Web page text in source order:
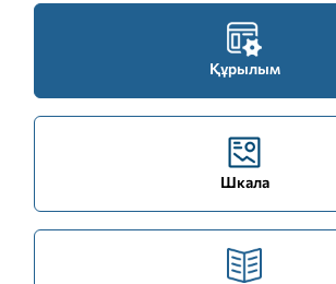
Құрылым
Шкала